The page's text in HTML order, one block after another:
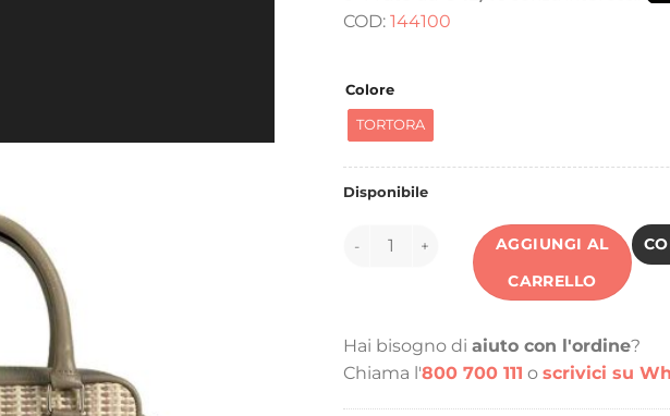
COD: 144100
Colore
TORTORA
Disponibile
144100 quantità
AGGIUNGI AL
CARRELLO
Hai bisogno di aiuto con l'ordine?
Chiama l'800 700 111 o scrivici su